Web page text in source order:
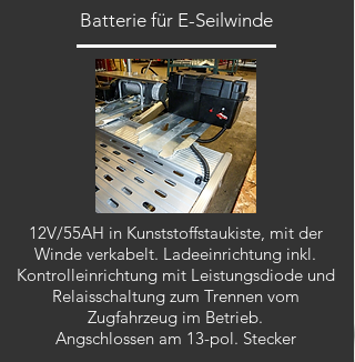
Batterie für E-Seilwinde
12V/55AH in Kunststoffstaukiste, mit der
Winde verkabelt. Ladeeinrichtung inkl.
Kontrolleinrichtung mit Leistungsdiode und
Relaisschaltung zum Trennen vom
Zugfahrzeug im Betrieb.
Angschlossen am 13-pol. Stecker